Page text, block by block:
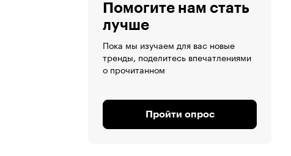
Помогите нам стать
лучше
Пока мы изучаем для вас новые
тренды, поделитесь впечатлениями
о прочитанном
Пройти опрос